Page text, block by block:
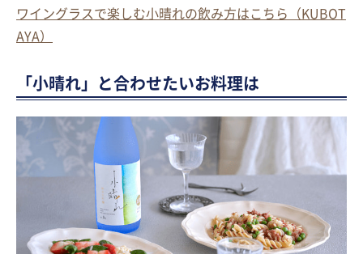
ワイングラスで楽しむ小晴れの飲み方はこちら（KUBOT
AYA）
「小晴れ」と合わせたいお料理は